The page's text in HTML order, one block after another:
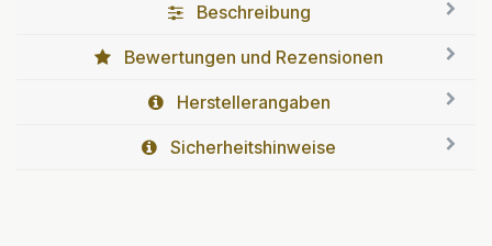
Beschreibung
Bewertungen und Rezensionen
Herstellerangaben
Sicherheitshinweise